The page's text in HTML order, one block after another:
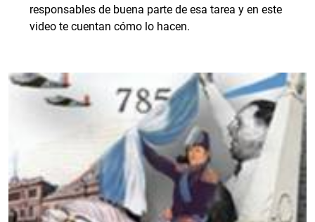
responsables de buena parte de esa tarea y en este
video te cuentan cómo lo hacen.